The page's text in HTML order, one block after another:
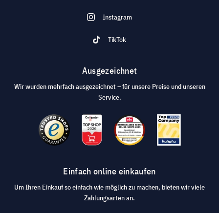
Instagram
TikTok
Ausgezeichnet
Wir wurden mehrfach ausgezeichnet – für unsere Preise und unseren
Service.
Einfach online einkaufen
Um Ihren Einkauf so einfach wie möglich zu machen, bieten wir viele
Zahlungsarten an.